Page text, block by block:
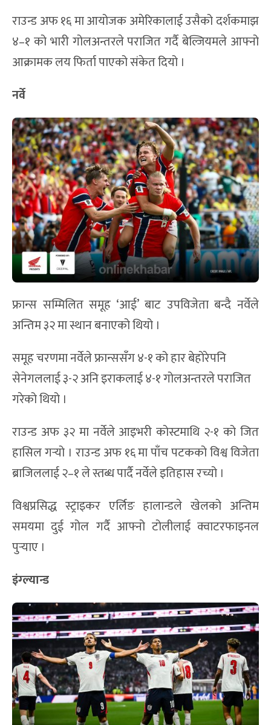
राउन्ड अफ १६ मा आयोजक अमेरिकालाई उसैको दर्शकमाझ
४–१ को भारी गोलअन्तरले पराजित गर्दै बेल्जियमले आफ्नो
आक्रामक लय फिर्ता पाएको संकेत दियो ।
नर्वे
फ्रान्स सम्मिलित समूह ‘आई’ बाट उपविजेता बन्दै नर्वेले
अन्तिम ३२ मा स्थान बनाएको थियो ।
समूह चरणमा नर्वेले फ्रान्ससँग ४-१ को हार बेहोरेपनि
सेनेगललाई ३-२ अनि इराकलाई ४-१ गोलअन्तरले पराजित
गरेको थियो ।
राउन्ड अफ ३२ मा नर्वेले आइभरी कोस्टमाथि २-१ को जित
हासिल गर्‍यो । राउन्ड अफ १६ मा पाँच पटकको विश्व विजेता
ब्राजिललाई २–१ ले स्तब्ध पार्दै नर्वेले इतिहास रच्यो ।
विश्वप्रसिद्ध स्ट्राइकर एर्लिङ हालान्डले खेलको अन्तिम
समयमा दुई गोल गर्दै आफ्नो टोलीलाई क्वाटरफाइनल
पुर्‍याए ।
इंग्ल्यान्ड